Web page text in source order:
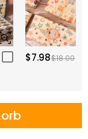
$7.98$18.00